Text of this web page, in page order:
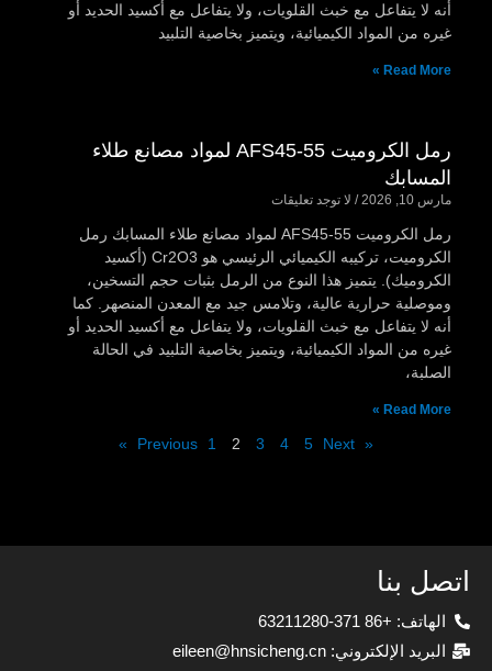
أنه لا يتفاعل مع خبث القلويات، ولا يتفاعل مع أكسيد الحديد أو
غيره من المواد الكيميائية، ويتميز بخاصية التلبيد
Read More »
رمل الكروميت AFS45-55 لمواد مصانع طلاء
المسابك
مارس 10, 2026 لا توجد تعليقات
رمل الكروميت AFS45-55 لمواد مصانع طلاء المسابك رمل
الكروميت، تركيبه الكيميائي الرئيسي هو Cr2O3 (أكسيد
الكروميك). يتميز هذا النوع من الرمل بثبات حجم التسخين،
وموصلية حرارية عالية، وتلامس جيد مع المعدن المنصهر. كما
أنه لا يتفاعل مع خبث القلويات، ولا يتفاعل مع أكسيد الحديد أو
غيره من المواد الكيميائية، ويتميز بخاصية التلبيد في الحالة
الصلبة،
Read More »
« Previous
1 2 3 4 5 Next »
اتصل بنا
الهاتف: +86 371-63211280
البريد الإلكتروني: eileen@hnsicheng.cn